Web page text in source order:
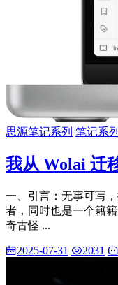
思源笔记系列 笔记系
我从 Wolai 迁
一、引言：无事可写
者，同时也是一个籍
奇古怪 ...
2025-07-31 2031